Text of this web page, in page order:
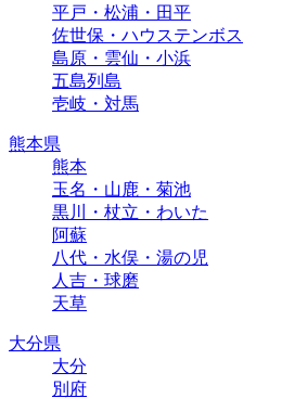
平戸・松浦・田平
佐世保・ハウステンボス
島原・雲仙・小浜
五島列島
壱岐・対馬
熊本県
熊本
玉名・山鹿・菊池
黒川・杖立・わいた
阿蘇
八代・水俣・湯の児
人吉・球磨
天草
大分県
大分
別府